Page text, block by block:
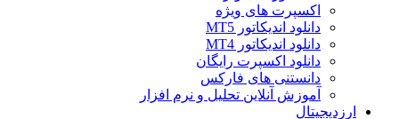
اکسپرت های ویژه
دانلود اندیکاتور MT5
دانلود اندیکاتور MT4
دانلود اکسپرت رایگان
دانستنی های فارکس
آموزش آنلاین تحلیل و نرم افزار
ارزدیجیتال